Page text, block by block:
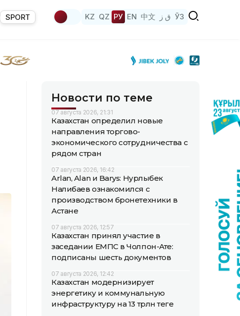
SPORT KZ QZ РУ EN 中文 ق ز ЎЗ
Новости по теме
07 августа 2026, 21:31
Казахстан определил новые
направления торгово-
экономического сотрудничества с
рядом стран
07 августа 2026, 16:42
Arlan, Alan и Barys: Нурлыбек
Налибаев ознакомился с
производством бронетехники в
Астане
07 августа 2026, 12:57
Казахстан принял участие в
заседании ЕМПС в Чолпон-Ате:
подписаны шесть документов
07 августа 2026, 12:42
Казахстан модернизирует
энергетику и коммунальную
инфраструктуру на 13 трлн теңге